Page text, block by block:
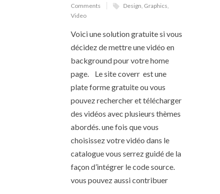
Comments
Design, Graphics,
Video
Voici une solution gratuite si vous
décidez de mettre une vidéo en
background pour votre home
page. Le site coverr est une
plate forme gratuite ou vous
pouvez rechercher et télécharger
des vidéos avec plusieurs thèmes
abordés. une fois que vous
choisissez votre vidéo dans le
catalogue vous serrez guidé de la
façon d’intégrer le code source.
vous pouvez aussi contribuer